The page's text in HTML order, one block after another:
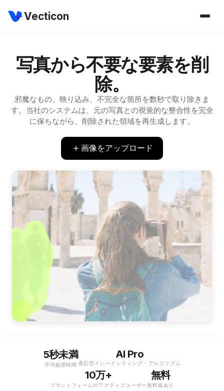
Vecticon
写真から不要な要素を削
除。
邪魔なもの、映り込み、不完全な箇所を数秒で取り除きま
す。当社のシステムは、元の写真との視覚的な整合性を完全
に保ちながら、削除された領域を再生成します。
画像をアップロード
5秒未満
平均処理時間
AI Pro
適応型インペインティング・アルゴリズム
10万+
プラットフォームのアクティブユーザー
無料
無料版あり